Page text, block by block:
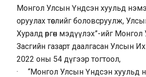
Монгол Улсын Үндсэн хуульд нэмэлт,
оруулах төслийг боловсруулж,
Хуралд өргөн мэдүүлэх”-ийг
Засгийн газарт даалгасан Улсын
2022 оны 54 дүгээр тогтоол,
· “Монгол Улсын Үндсэн хуульд